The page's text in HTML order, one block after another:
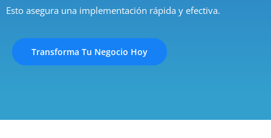
Esto asegura una implementación rápida y efectiva.
Transforma Tu Negocio Hoy